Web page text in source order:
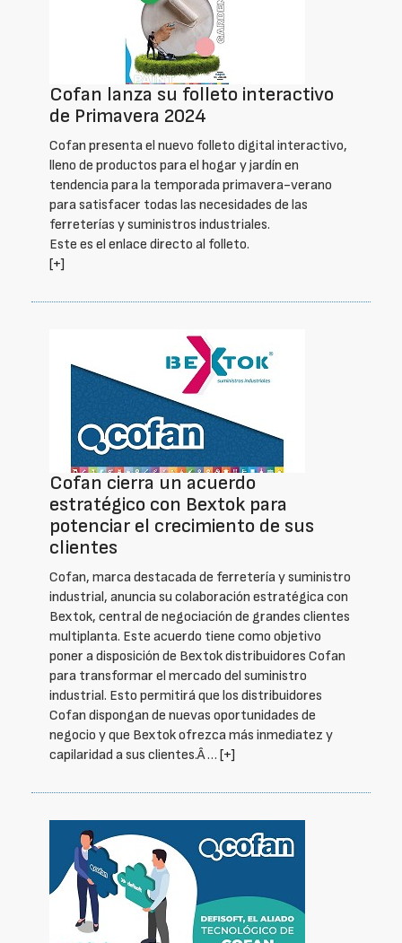
Cofan lanza su folleto interactivo
de Primavera 2024
Cofan presenta el nuevo folleto digital interactivo,
lleno de productos para el hogar y jardín en
tendencia para la temporada primavera-verano
para satisfacer todas las necesidades de las
ferreterías y suministros industriales.
Este es el enlace directo al folleto.
[+]
Cofan cierra un acuerdo
estratégico con Bextok para
potenciar el crecimiento de sus
clientes
Cofan, marca destacada de ferretería y suministro
industrial, anuncia su colaboración estratégica con
Bextok, central de negociación de grandes clientes
multiplanta. Este acuerdo tiene como objetivo
poner a disposición de Bextok distribuidores Cofan
para transformar el mercado del suministro
industrial. Esto permitirá que los distribuidores
Cofan dispongan de nuevas oportunidades de
negocio y que Bextok ofrezca más inmediatez y
capilaridad a sus clientes.Â … [+]